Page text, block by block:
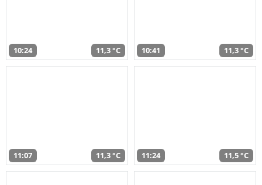
10:24 11,3 °C 10:41 11,3 °C
11:07 11,3 °C 11:24 11,5 °C